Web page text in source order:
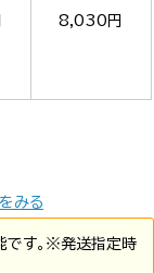
8,030円
みる
です。※発送指定時